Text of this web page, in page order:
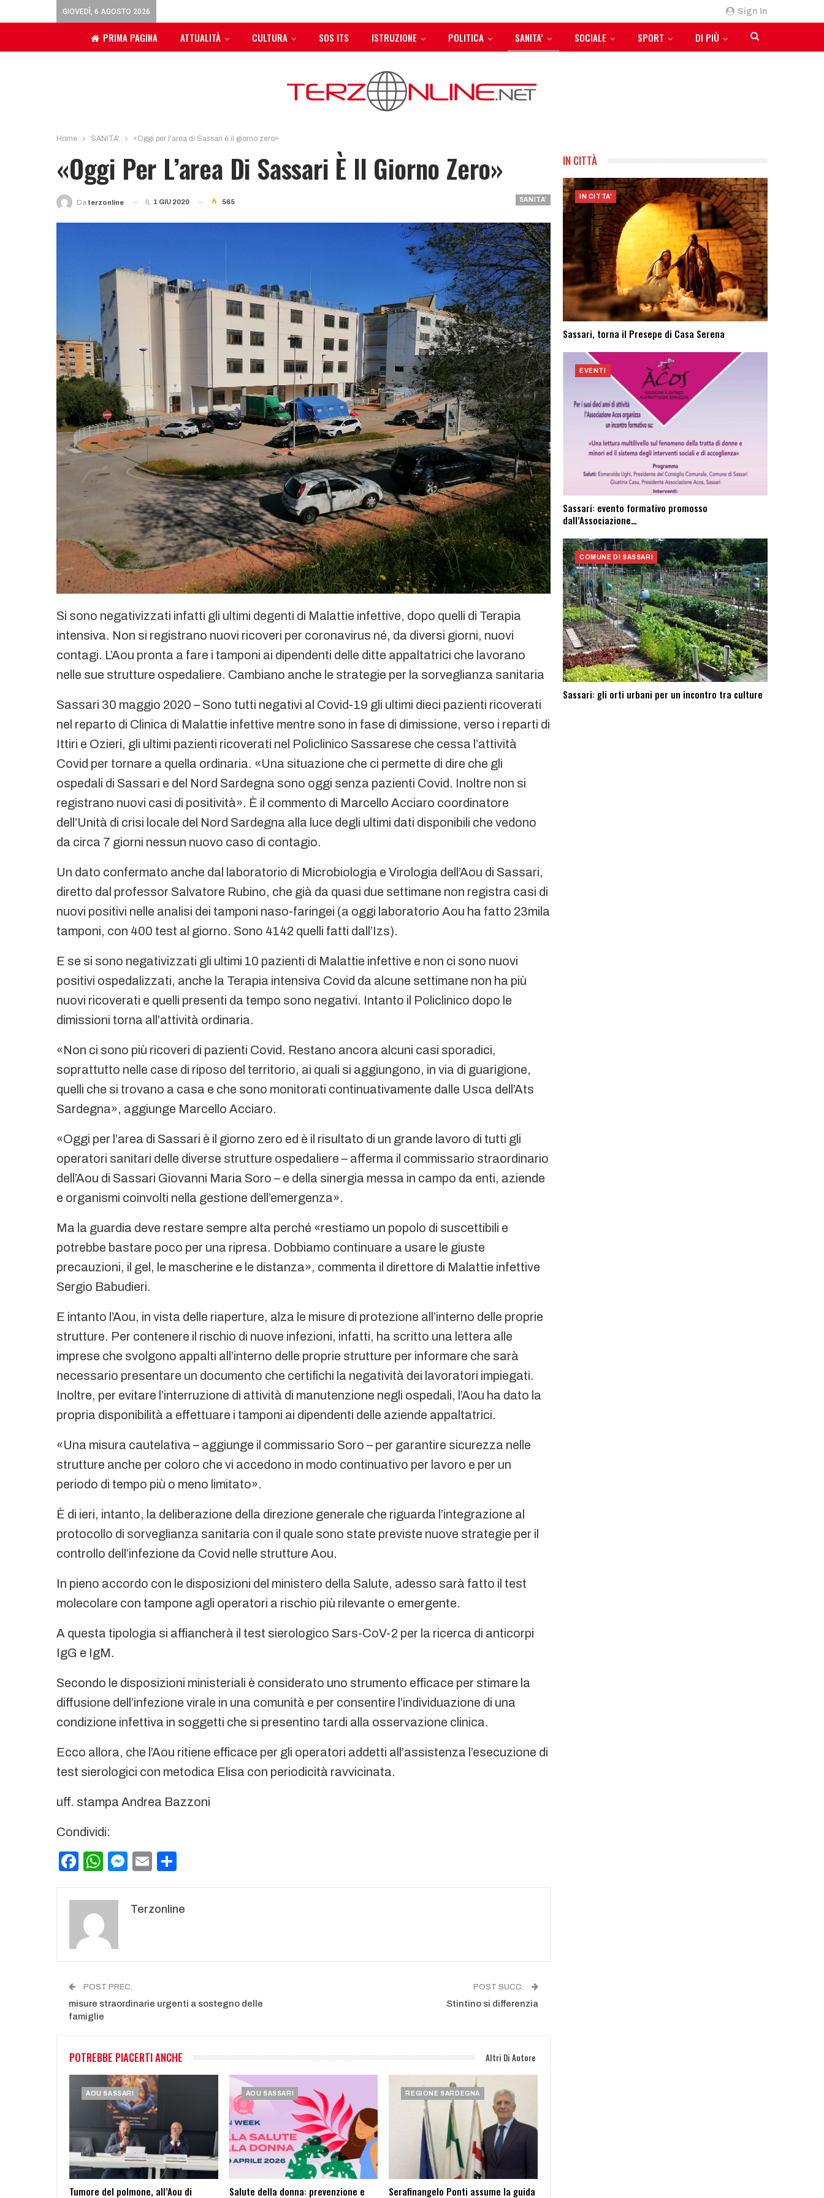
Sign In
GIOVEDÌ, 6 AGOSTO 2026
PRIMA PAGINA ATTUALITÀ CULTURA SOS ITS ISTRUZIONE POLITICA SANITA’ SOCIALE SPORT DI PIÙ
Home SANITA' «Oggi per l’area di Sassari è il giorno zero»
«Oggi Per L’area Di Sassari È Il Giorno Zero»
SANITA'
Da Terzonline IL 1 GIU 2020 565
Si sono negativizzati infatti gli ultimi degenti di Malattie infettive, dopo quelli di Terapia
intensiva. Non si registrano nuovi ricoveri per coronavirus né, da diversi giorni, nuovi
contagi. L’Aou pronta a fare i tamponi ai dipendenti delle ditte appaltatrici che lavorano
nelle sue strutture ospedaliere. Cambiano anche le strategie per la sorveglianza sanitaria
Sassari 30 maggio 2020 – Sono tutti negativi al Covid-19 gli ultimi dieci pazienti ricoverati
nel reparto di Clinica di Malattie infettive mentre sono in fase di dimissione, verso i reparti di
Ittiri e Ozieri, gli ultimi pazienti ricoverati nel Policlinico Sassarese che cessa l’attività
Covid per tornare a quella ordinaria. «Una situazione che ci permette di dire che gli
ospedali di Sassari e del Nord Sardegna sono oggi senza pazienti Covid. Inoltre non si
registrano nuovi casi di positività». È il commento di Marcello Acciaro coordinatore
dell’Unità di crisi locale del Nord Sardegna alla luce degli ultimi dati disponibili che vedono
da circa 7 giorni nessun nuovo caso di contagio.
Un dato confermato anche dal laboratorio di Microbiologia e Virologia dell’Aou di Sassari,
diretto dal professor Salvatore Rubino, che già da quasi due settimane non registra casi di
nuovi positivi nelle analisi dei tamponi naso-faringei (a oggi laboratorio Aou ha fatto 23mila
tamponi, con 400 test al giorno. Sono 4142 quelli fatti dall’Izs).
E se si sono negativizzati gli ultimi 10 pazienti di Malattie infettive e non ci sono nuovi
positivi ospedalizzati, anche la Terapia intensiva Covid da alcune settimane non ha più
nuovi ricoverati e quelli presenti da tempo sono negativi. Intanto il Policlinico dopo le
dimissioni torna all’attività ordinaria.
«Non ci sono più ricoveri di pazienti Covid. Restano ancora alcuni casi sporadici,
soprattutto nelle case di riposo del territorio, ai quali si aggiungono, in via di guarigione,
quelli che si trovano a casa e che sono monitorati continuativamente dalle Usca dell’Ats
Sardegna», aggiunge Marcello Acciaro.
«Oggi per l’area di Sassari è il giorno zero ed è il risultato di un grande lavoro di tutti gli
operatori sanitari delle diverse strutture ospedaliere – afferma il commissario straordinario
dell’Aou di Sassari Giovanni Maria Soro – e della sinergia messa in campo da enti, aziende
e organismi coinvolti nella gestione dell’emergenza».
Ma la guardia deve restare sempre alta perché «restiamo un popolo di suscettibili e
potrebbe bastare poco per una ripresa. Dobbiamo continuare a usare le giuste
precauzioni, il gel, le mascherine e le distanza», commenta il direttore di Malattie infettive
Sergio Babudieri.
E intanto l’Aou, in vista delle riaperture, alza le misure di protezione all’interno delle proprie
strutture. Per contenere il rischio di nuove infezioni, infatti, ha scritto una lettera alle
imprese che svolgono appalti all’interno delle proprie strutture per informare che sarà
necessario presentare un documento che certifichi la negatività dei lavoratori impiegati.
Inoltre, per evitare l’interruzione di attività di manutenzione negli ospedali, l’Aou ha dato la
propria disponibilità a effettuare i tamponi ai dipendenti delle aziende appaltatrici.
«Una misura cautelativa – aggiunge il commissario Soro – per garantire sicurezza nelle
strutture anche per coloro che vi accedono in modo continuativo per lavoro e per un
periodo di tempo più o meno limitato».
È di ieri, intanto, la deliberazione della direzione generale che riguarda l’integrazione al
protocollo di sorveglianza sanitaria con il quale sono state previste nuove strategie per il
controllo dell’infezione da Covid nelle strutture Aou.
In pieno accordo con le disposizioni del ministero della Salute, adesso sarà fatto il test
molecolare con tampone agli operatori a rischio più rilevante o emergente.
A questa tipologia si affiancherà il test sierologico Sars-CoV-2 per la ricerca di anticorpi
IgG e IgM.
Secondo le disposizioni ministeriali è considerato uno strumento efficace per stimare la
diffusione dell’infezione virale in una comunità e per consentire l’individuazione di una
condizione infettiva in soggetti che si presentino tardi alla osservazione clinica.
Ecco allora, che l’Aou ritiene efficace per gli operatori addetti all’assistenza l’esecuzione di
test sierologici con metodica Elisa con periodicità ravvicinata.
uff. stampa Andrea Bazzoni
Condividi:
Facebook
WhatsApp
Messenger
Email
Terzonline
POST PREC.
misure straordinarie urgenti a sostegno delle
famiglie
POST SUCC.
Stintino si differenzia
POTREBBE PIACERTI ANCHE Altri Di Autore
AOU SASSARI
Tumore del polmone, all’Aou di
AOU SASSARI
Salute della donna: prevenzione e
REGIONE SARDEGNA
Serafinangelo Ponti assume la guida
IN CITTÀ
IN CITTA'
Sassari, torna il Presepe di Casa Serena
EVENTI
Sassari: evento formativo promosso
dall’Associazione…
COMUNE DI SASSARI
Sassari: ​gli orti urbani per un incontro tra culture